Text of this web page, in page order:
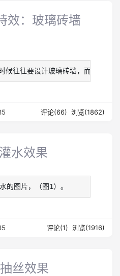
效：玻璃砖墙
候往往要设计玻璃砖墙，而这些
评论(66) 浏览(1862)
水效果
的图片，（图1）。　　　　2.
评论(1) 浏览(1916)
丝效果